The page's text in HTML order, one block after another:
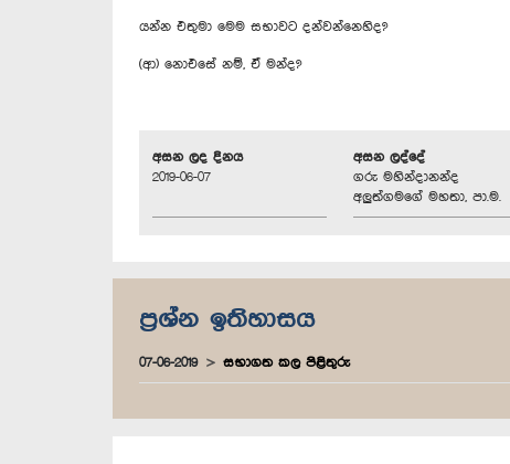
යන්න එතුමා මෙම සභාවට දන්වන්නෙහිද?
(ආ) නොඑසේ නම්, ඒ මන්ද?
අසන ලද දිනය
2019-06-07
අසන ලද්දේ
ගරු මහින්දානන්ද
අලුත්ගමගේ මහතා, පා.ම.
ප්‍රශ්න ඉතිහාසය
07-06-2019 සභාගත කල පිළිතුරු